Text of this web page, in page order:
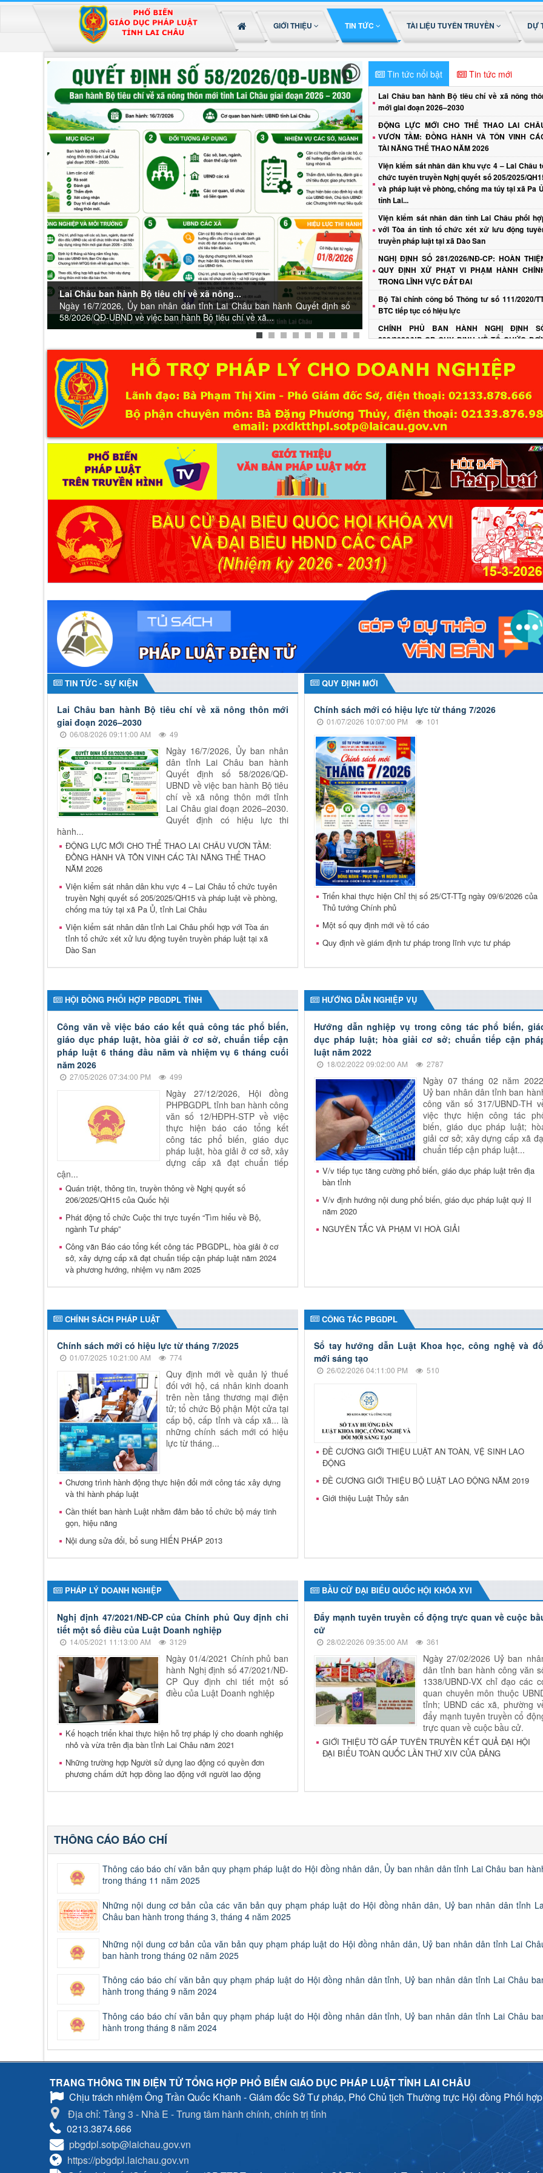
GIỚI THIỆU TIN TỨC TÀI LIỆU TUYÊN TRUYỀN DỰ
Lai Châu ban hành Bộ tiêu chí về xã nông...
Ngày 16/7/2026, Ủy ban nhân dân tỉnh Lai Châu ban hành Quyết định số
58/2026/QĐ-UBND về việc ban hành Bộ tiêu chí về xã...
Tin tức nổi bật Tin tức mới
Lai Châu ban hành Bộ tiêu chí về xã nông
mới giai đoạn 2026–2030
ĐỘNG LỰC MỚI CHO THỂ THAO LAI
VƯƠN TẦM: ĐỒNG HÀNH VÀ TÔN VINH
TÀI NĂNG THỂ THAO NĂM 2026
Viện kiểm sát nhân dân khu vực 4 – Lai Châu
chức tuyên truyền Nghị quyết số 205/2025/
và pháp luật về phòng, chống ma túy tại xã Pa
tỉnh Lai...
Viện kiểm sát nhân dân tỉnh Lai Châu phối
với Tòa án tỉnh tổ chức xét xử lưu động
truyền pháp luật tại xã Dào San
NGHỊ ĐỊNH SỐ 281/2026/NĐ-CP: HOÀN
QUY ĐỊNH XỬ PHẠT VI PHẠM HÀNH
TRONG LĨNH VỰC ĐẤT ĐAI
Bộ Tài chính công bố Thông tư số 111/2020/
BTC tiếp tục có hiệu lực
CHÍNH PHỦ BAN HÀNH NGHỊ ĐỊNH
299/2026/NĐ-CP QUY ĐỊNH VỀ TỔ CHỨC
VỊ SỰ NGHIỆP CÔNG LẬP
Bộ Tài chính ban hành Thông tư số 98/2026/TT-
BTC về Quy chế mẫu kiểm toán nội bộ
TIN TỨC - SỰ KIỆN
Lai Châu ban hành Bộ tiêu chí về xã nông thôn mới
giai đoạn 2026–2030
06/08/2026 09:11:00 AM 49
Ngày 16/7/2026, Ủy ban nhân
dân tỉnh Lai Châu ban hành
Quyết định số 58/2026/QĐ-
UBND về việc ban hành Bộ tiêu
chí về xã nông thôn mới tỉnh
Lai Châu giai đoạn 2026–2030.
Quyết định có hiệu lực thi
hành...
ĐỘNG LỰC MỚI CHO THỂ THAO LAI CHÂU VƯƠN TẦM:
ĐỒNG HÀNH VÀ TÔN VINH CÁC TÀI NĂNG THỂ THAO
NĂM 2026
Viện kiểm sát nhân dân khu vực 4 – Lai Châu tổ chức tuyên
truyền Nghị quyết số 205/2025/QH15 và pháp luật về phòng,
chống ma túy tại xã Pa Ủ, tỉnh Lai Châu
Viện kiểm sát nhân dân tỉnh Lai Châu phối hợp với Tòa án
tỉnh tổ chức xét xử lưu động tuyên truyền pháp luật tại xã
Dào San
QUY ĐỊNH MỚI
Chính sách mới có hiệu lực từ tháng 7/2026
01/07/2026 10:07:00 PM 101
Triển khai thực hiện Chỉ thị số 25/CT-TTg ngày 09/6/2026 của
Thủ tướng Chính phủ
Một số quy định mới về tố cáo
Quy định về giám định tư pháp trong lĩnh vực tư pháp
HỘI ĐỒNG PHỐI HỢP PBGDPL TỈNH
Công văn về việc báo cáo kết quả công tác phổ biến,
giáo dục pháp luật, hòa giải ở cơ sở, chuẩn tiếp cận
pháp luật 6 tháng đầu năm và nhiệm vụ 6 tháng cuối
năm 2026
27/05/2026 07:34:00 PM 499
Ngày 27/12/2026, Hội đồng
PHPBGDPL tỉnh ban hành công
văn số 12/HĐPH-STP về việc
thực hiện báo cáo tổng kết
công tác phổ biến, giáo dục
pháp luật, hòa giải ở cơ sở, xây
dựng cấp xã đạt chuẩn tiếp
cận...
Quán triệt, thông tin, truyền thông về Nghị quyết số
206/2025/QH15 của Quốc hội
Phát động tổ chức Cuộc thi trực tuyến “Tìm hiểu về Bộ,
ngành Tư pháp”
Công văn Báo cáo tổng kết công tác PBGDPL, hòa giải ở cơ
sở, xây dựng cấp xã đạt chuẩn tiếp cận pháp luật năm 2024
và phương hướng, nhiệm vụ năm 2025
HƯỚNG DẪN NGHIỆP VỤ
Hướng dẫn nghiệp vụ trong công tác phổ biến,
dục pháp luật; hòa giải cơ sở; chuẩn tiếp cận
luật năm 2022
18/02/2022 09:02:00 AM 2787
Ngày 07 tháng 02 năm
Uỷ ban nhân dân tỉnh ban
công văn số 317/UBND-TH
việc thực hiện công tác
biến, giáo dục pháp luật;
giải cơ sở; xây dựng cấp xã
chuẩn tiếp cận pháp luật...
V/v tiếp tục tăng cường phổ biến, giáo dục pháp luật trên địa
bàn tỉnh
V/v định hướng nội dung phổ biến, giáo dục pháp luật quý II
năm 2020
NGUYÊN TẮC VÀ PHẠM VI HOÀ GIẢI
CHÍNH SÁCH PHÁP LUẬT
Chính sách mới có hiệu lực từ tháng 7/2025
01/07/2025 10:21:00 AM 774
Quy định mới về quản lý thuế
đối với hộ, cá nhân kinh doanh
trên nền tảng thương mại điện
tử; tổ chức Bộ phận Một cửa tại
cấp bộ, cấp tỉnh và cấp xã... là
những chính sách mới có hiệu
lực từ tháng...
Chương trình hành động thực hiện đổi mới công tác xây dựng
và thi hành pháp luật
Cần thiết ban hành Luật nhằm đảm bảo tổ chức bộ máy tinh
gọn, hiệu năng
Nội dung sửa đổi, bổ sung HIẾN PHÁP 2013
CÔNG TÁC PBGDPL
Sổ tay hướng dẫn Luật Khoa học, công nghệ và
mới sáng tạo
26/02/2026 04:11:00 PM 510
ĐỀ CƯƠNG GIỚI THIỆU LUẬT AN TOÀN, VỆ SINH LAO
ĐỘNG
ĐỀ CƯƠNG GIỚI THIỆU BỘ LUẬT LAO ĐỘNG NĂM 2019
Giới thiệu Luật Thủy sản
PHÁP LÝ DOANH NGHIỆP
Nghị định 47/2021/NĐ-CP của Chính phủ Quy định chi
tiết một số điều của Luật Doanh nghiệp
14/05/2021 11:13:00 AM 3129
Ngày 01/4/2021 Chính phủ ban
hành Nghị định số 47/2021/NĐ-
CP Quy định chi tiết một số
điều của Luật Doanh nghiệp
Kế hoạch triển khai thực hiện hỗ trợ pháp lý cho doanh nghiệp
nhỏ và vừa trên địa bàn tỉnh Lai Châu năm 2021
Những trường hợp Người sử dụng lao động có quyền đơn
phương chấm dứt hợp đồng lao động với người lao động
BẦU CỬ ĐẠI BIỂU QUỐC HỘI KHÓA XVI
Đẩy mạnh tuyên truyền cổ động trực quan về cuộc
cử
28/02/2026 09:35:00 AM 361
Ngày 27/02/2026 Uỷ ban
dân tỉnh ban hành công văn
1338/UBND-VX chỉ đạo các
quan chuyên môn thuộc
tỉnh; UBND các xã, phường
đẩy mạnh tuyên truyền cổ
trực quan về cuộc bầu cử.
GIỚI THIỆU TỜ GẤP TUYÊN TRUYỀN KẾT QUẢ ĐẠI HỘI
ĐẠI BIỂU TOÀN QUỐC LẦN THỨ XIV CỦA ĐẢNG
THÔNG CÁO BÁO CHÍ
Thông cáo báo chí văn bản quy phạm pháp luật do Hội đồng nhân dân, Ủy ban nhân dân tỉnh Lai Châu ban
trong tháng 11 năm 2025
Những nội dung cơ bản của các văn bản quy phạm pháp luật do Hội đồng nhân dân, Uỷ ban nhân dân tỉnh
Châu ban hành trong tháng 3, tháng 4 năm 2025
Những nội dung cơ bản của văn bản quy phạm pháp luật do Hội đồng nhân dân, Uỷ ban nhân dân tỉnh Lai
ban hành trong tháng 02 năm 2025
Thông cáo báo chí văn bản quy phạm pháp luật do Hội đồng nhân dân tỉnh, Uỷ ban nhân dân tỉnh Lai Châu
hành trong tháng 9 năm 2024
Thông cáo báo chí văn bản quy phạm pháp luật do Hội đồng nhân dân tỉnh, Uỷ ban nhân dân tỉnh Lai Châu
hành trong tháng 8 năm 2024
TRANG THÔNG TIN ĐIỆN TỬ TỔNG HỢP PHỔ BIẾN GIÁO DỤC PHÁP LUẬT TỈNH LAI CHÂU
Chịu trách nhiệmÔng Trần Quốc Khanh - Giám đốc Sở Tư pháp, Phó Chủ tịch Thường trực Hội đồng Phối
Địa chỉ: Tầng 3 - Nhà E - Trung tâm hành chính, chính trị tỉnh
0213.3874.666
pbgdpl.sotp@laichau.gov.vn
https://pbgdpl.laichau.gov.vn
Đã kết nối EMC